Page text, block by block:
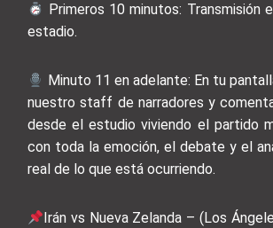
Primeros 10 minutos: Transmisión
estadio.
Minuto 11 en adelante: En tu
nuestro staff de narradores y
desde el estudio viviendo el partido
con toda la emoción, el debate y el
real de lo que está ocurriendo.
Irán vs Nueva Zelanda – (Los